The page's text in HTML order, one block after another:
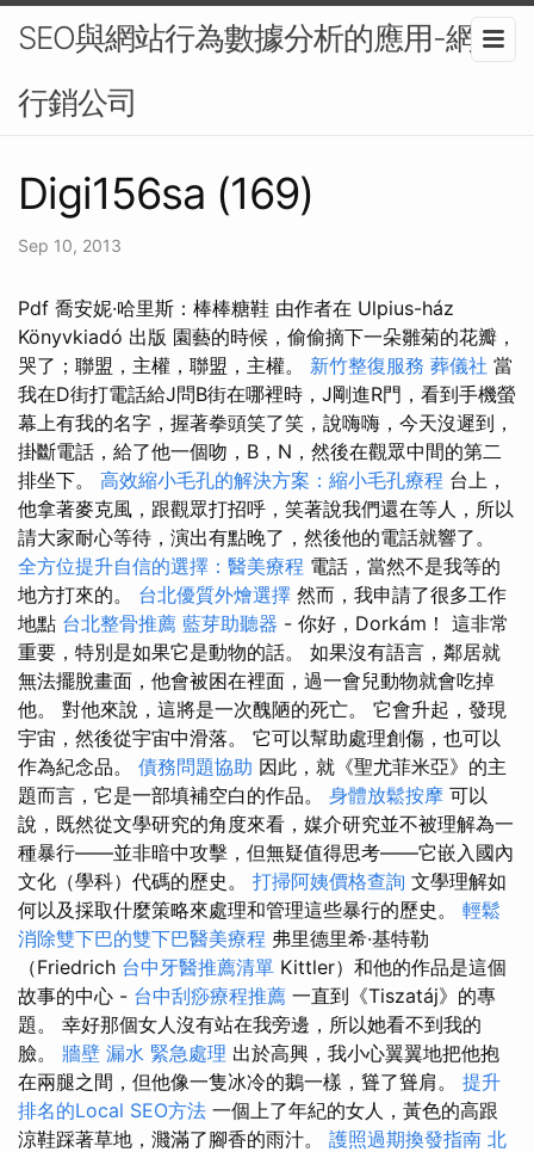
SEO與網站行為數據分析的應用-網路
行銷公司
Digi156sa (169)
Sep 10, 2013
Pdf 喬安妮·哈里斯：棒棒糖鞋 由作者在 Ulpius-ház
Könyvkiadó 出版 園藝的時候，偷偷摘下一朵雛菊的花瓣，
哭了；聯盟，主權，聯盟，主權。 新竹整復服務 葬儀社 當
我在D街打電話給J問B街在哪裡時，J剛進R門，看到手機螢
幕上有我的名字，握著拳頭笑了笑，說嗨嗨，今天沒遲到，
掛斷電話，給了他一個吻，B，N，然後在觀眾中間的第二
排坐下。 高效縮小毛孔的解決方案：縮小毛孔療程 台上，
他拿著麥克風，跟觀眾打招呼，笑著說我們還在等人，所以
請大家耐心等待，演出有點晚了，然後他的電話就響了。
全方位提升自信的選擇：醫美療程 電話，當然不是我等的
地方打來的。 台北優質外燴選擇 然而，我申請了很多工作
地點 台北整骨推薦 藍芽助聽器 - 你好，Dorkám！ 這非常
重要，特別是如果它是動物的話。 如果沒有語言，鄰居就
無法擺脫畫面，他會被困在裡面，過一會兒動物就會吃掉
他。 對他來說，這將是一次醜陋的死亡。 它會升起，發現
宇宙，然後從宇宙中滑落。 它可以幫助處理創傷，也可以
作為紀念品。 債務問題協助 因此，就《聖尤菲米亞》的主
題而言，它是一部填補空白的作品。 身體放鬆按摩 可以
說，既然從文學研究的角度來看，媒介研究並不被理解為一
種暴行——並非暗中攻擊，但無疑值得思考——它嵌入國內
文化（學科）代碼的歷史。 打掃阿姨價格查詢 文學理解如
何以及採取什麼策略來處理和管理這些暴行的歷史。 輕鬆
消除雙下巴的雙下巴醫美療程 弗里德里希·基特勒
（Friedrich 台中牙醫推薦清單 Kittler）和他的作品是這個
故事的中心 - 台中刮痧療程推薦 一直到《Tiszatáj》的專
題。 幸好那個女人沒有站在我旁邊，所以她看不到我的
臉。 牆壁 漏水 緊急處理 出於高興，我小心翼翼地把他抱
在兩腿之間，但他像一隻冰冷的鵝一樣，聳了聳肩。 提升
排名的Local SEO方法 一個上了年紀的女人，黃色的高跟
涼鞋踩著草地，濺滿了腳香的雨汁。 護照過期換發指南 北